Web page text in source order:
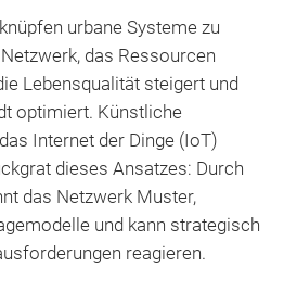
urbane Systeme zu
das Ressourcen
Lebensqualität steigert und
optimiert. Künstliche
Internet der Dinge (IoT)
dieses Ansatzes: Durch
das Netzwerk Muster,
und kann strategisch
reagieren.